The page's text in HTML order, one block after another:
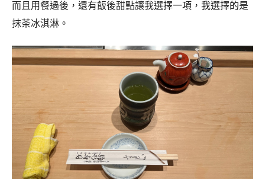
而且用餐過後，還有飯後甜點讓我選擇一項，我選擇的是
抹茶冰淇淋。